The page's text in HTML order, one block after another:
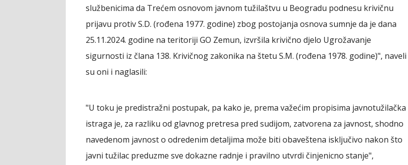
službenicima da Trećem osnovom javnom tužilaštvu u Beogradu podnesu krivičnu
prijavu protiv S.D. (rođena 1977. godine) zbog postojanja osnova sumnje da je dana
25.11.2024. godine na teritoriji GO Zemun, izvršila krivično djelo Ugrožavanje
sigurnosti iz člana 138. Krivičnog zakonika na štetu S.M. (rođena 1978. godine)", naveli
su oni i naglasili:
"U toku je predistražni postupak, pa kako je, prema važećim propisima javnotužilačka
istraga je, za razliku od glavnog pretresa pred sudijom, zatvorena za javnost, shodno
navedenom javnost o odredenim detaljima može biti obaveštena isključivo nakon što
javni tužilac preduzme sve dokazne radnje i pravilno utvrdi činjenicno stanje",